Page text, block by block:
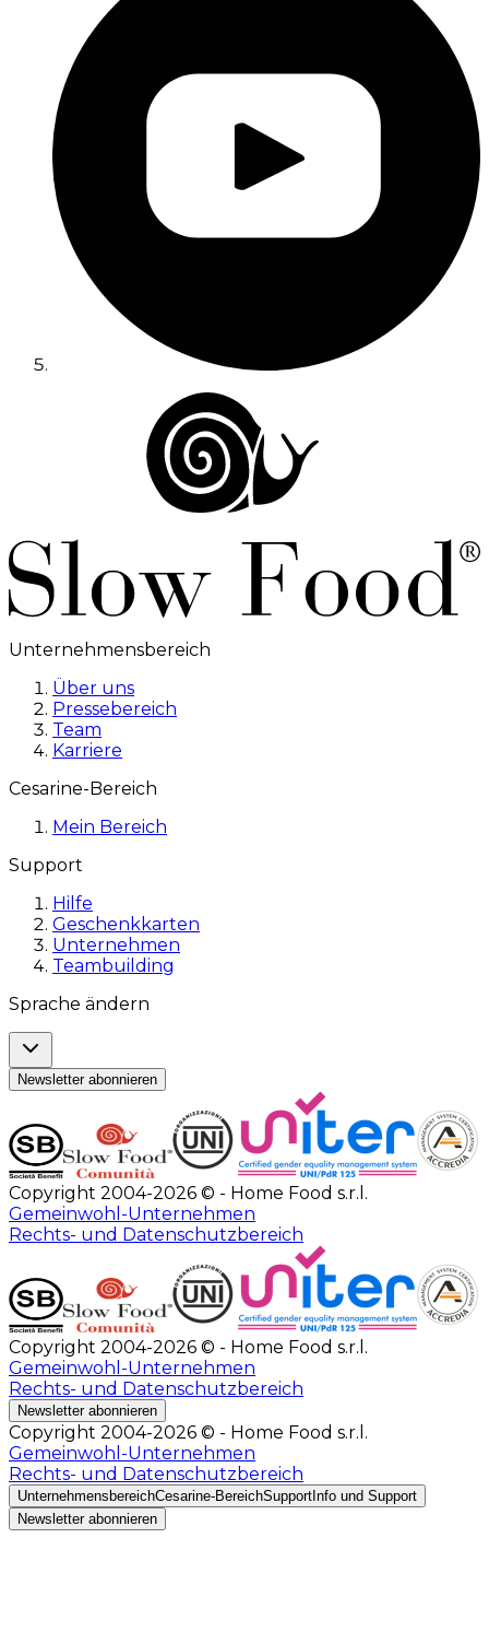
Unternehmensbereich
Über uns
Pressebereich
Team
Karriere
Cesarine-Bereich
Mein Bereich
Support
Hilfe
Geschenkkarten
Unternehmen
Teambuilding
Sprache ändern
Newsletter abonnieren
Copyright 2004-2026 © - Home Food s.r.l.
Gemeinwohl-Unternehmen
Rechts- und Datenschutzbereich
Copyright 2004-2026 © - Home Food s.r.l.
Gemeinwohl-Unternehmen
Rechts- und Datenschutzbereich
Newsletter abonnieren
Copyright 2004-2026 © - Home Food s.r.l.
Gemeinwohl-Unternehmen
Rechts- und Datenschutzbereich
UnternehmensbereichCesarine-BereichSupport Info und Support
Newsletter abonnieren